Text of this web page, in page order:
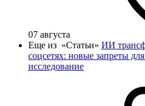
07 августа
Еще из «Статьи» ИИ
соцсетях: новые запреты
исследование